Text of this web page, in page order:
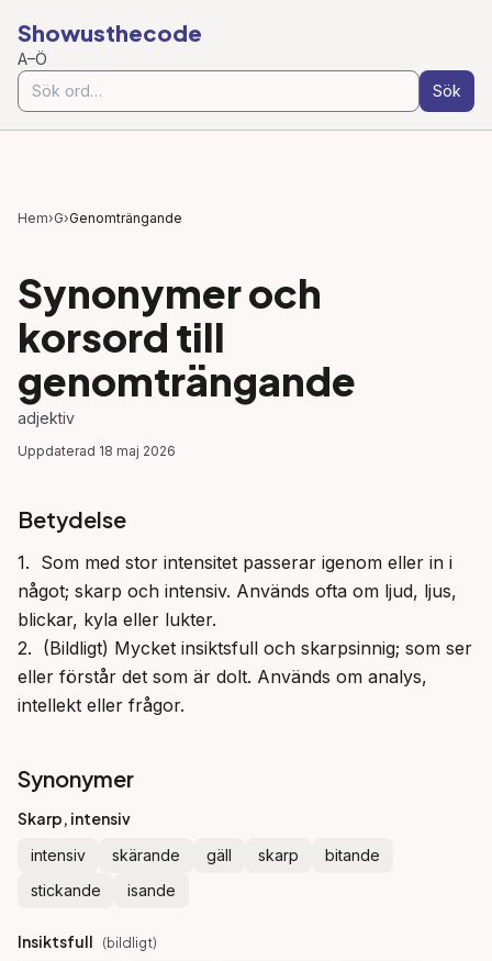
Showusthecode
A–Ö
Sök
Hem›G›Genomträngande
Synonymer och
korsord till
genomträngande
adjektiv
Uppdaterad 18 maj 2026
Betydelse
1.  Som med stor intensitet passerar igenom eller in i
något; skarp och intensiv. Används ofta om ljud, ljus,
blickar, kyla eller lukter.
2.  (Bildligt) Mycket insiktsfull och skarpsinnig; som ser
eller förstår det som är dolt. Används om analys,
intellekt eller frågor.
Synonymer
Skarp, intensiv
intensiv skärande gäll skarp
bitande
stickande
isande
Insiktsfull (bildligt)